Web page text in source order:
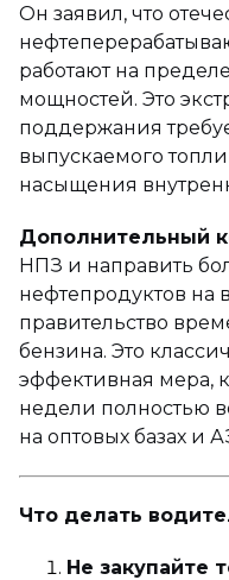
Он заявил, что
работают на
мощностей. Это
поддержания
выпускаемого
насыщения
Дополнительный
НПЗ и направить
нефтепродуктов на
правительство
бензина. Это
эффективная мера,
недели полностью
на оптовых базах и
Что делать
Не закупайте